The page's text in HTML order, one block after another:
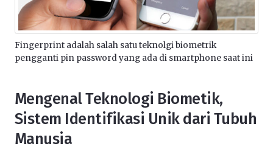
Fingerprint adalah salah satu teknolgi biometrik
pengganti pin password yang ada di smartphone saat ini
Mengenal Teknologi Biometik,
Sistem Identifikasi Unik dari Tubuh
Manusia